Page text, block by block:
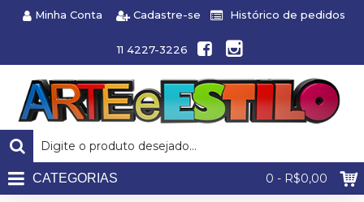
Minha Conta Cadastre-se Histórico de pedidos
11 4227-3226
0 - R$0,00
CATEGORIAS